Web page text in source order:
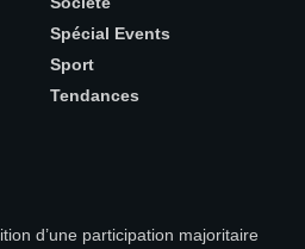
Spécial Events
Sport
Tendances
d’une participation majoritaire